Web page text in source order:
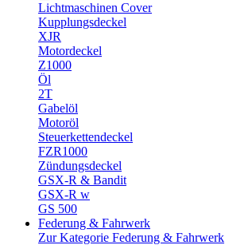
Lichtmaschinen Cover
Kupplungsdeckel
XJR
Motordeckel
Z1000
Öl
2T
Gabelöl
Motoröl
Steuerkettendeckel
FZR1000
Zündungsdeckel
GSX-R & Bandit
GSX-R w
GS 500
Federung & Fahrwerk
Zur Kategorie Federung & Fahrwerk